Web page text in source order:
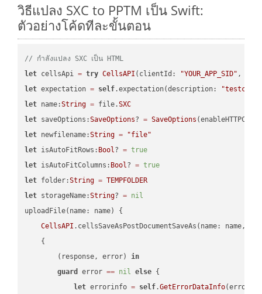
วิธีแปลง SXC to PPTM เป็น Swift:
ตัวอย่างโค้ดทีละขั้นตอน
// กำลังแปลง SXC เป็น HTML
let cellsApi = try CellsAPI (clientId: "YOUR_APP_SID" ,
let expectation = self.expectation(description:
let name:String = file.SXC
let saveOptions:SaveOptions? = SaveOptions
let newfilename:String =
"file"
let isAutoFitRows: Bool? = true
let isAutoFitColumns: Bool? = true
let folder:String = TEMPFOLDER
let storageName:String? = nil
uploadFile(name: name) {
CellsAPI .cellsSaveAsPostDocumentSaveAs(name:
    {
        (response, error)
in
guard
error == nil else {
let errorinfo = self.GetErrorDataInfo(error: